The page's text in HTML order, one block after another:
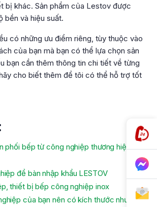
bị khác. Sản phẩm của Lestov được
bền và hiệu suất.
có những ưu điểm riêng, tùy thuộc vào
của bạn mà bạn có thể lựa chọn sản
bạn cần thêm thông tin chi tiết về từng
cho biết thêm để tôi có thể hỗ trợ tốt
phối bếp từ công nghiệp thương hiệu
để bàn nhập khẩu LESTOV
thiết bị bếp công nghiệp inox
của bạn nên có kích thước như thế